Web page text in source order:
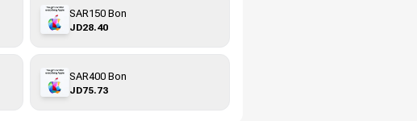
SAR150 Bon
JD28.40
SAR400 Bon
JD75.73